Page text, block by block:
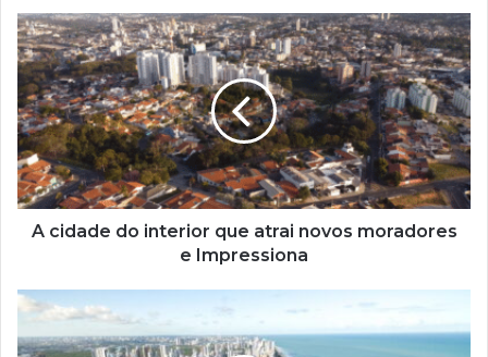
A
cidade
do
interior
que
atrai
novos
moradores
e
Impressiona
A cidade do interior que atrai novos moradores
e Impressiona
Cidade
nordestina
atrai